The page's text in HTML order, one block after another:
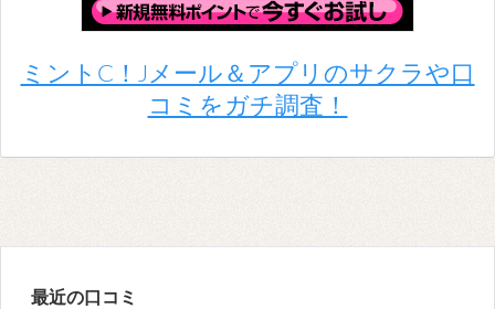
ミントC！Jメール＆アプリのサクラや口
コミをガチ調査！
最近の口コミ